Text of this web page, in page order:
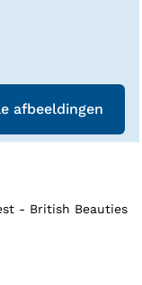
afbeeldingen
- British Beauties